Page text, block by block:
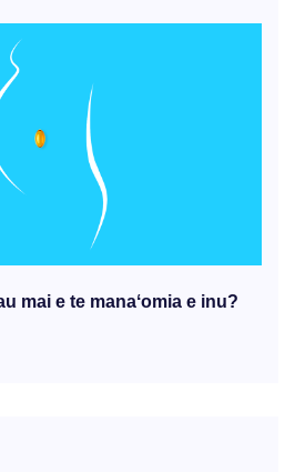
mai e te manaʻomia e inu?